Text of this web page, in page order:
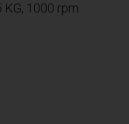
KG, 1000 rpm